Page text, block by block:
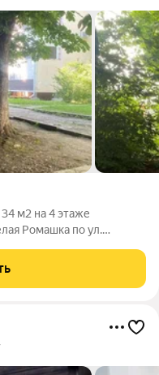
м2 на 4 этаже
Ромашка по ул.
в шаговой